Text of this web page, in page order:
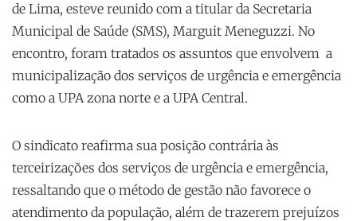
de Lima, esteve reunido com a titular da Secretaria
Municipal de Saúde (SMS), Marguit Meneguzzi. No
encontro, foram tratados os assuntos que envolvem a
municipalização dos serviços de urgência e emergência
como a UPA zona norte e a UPA Central.
O sindicato reafirma sua posição contrária às
terceirizações dos serviços de urgência e emergência,
ressaltando que o método de gestão não favorece o
atendimento da população, além de trazerem prejuízos